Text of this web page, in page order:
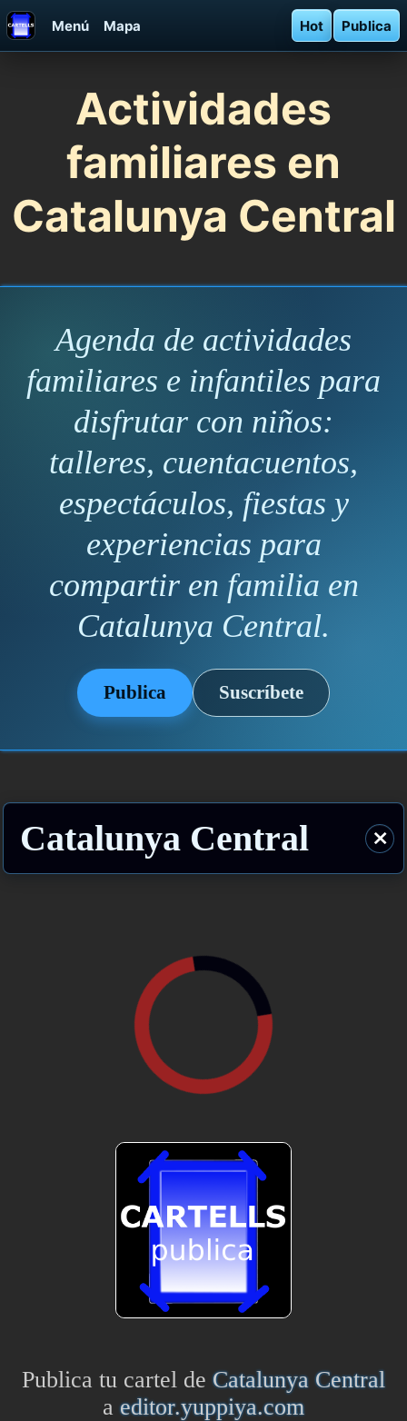
Menú Mapa Hot Publica
Actividades
familiares en
Catalunya Central
Agenda de actividades
familiares e infantiles para
disfrutar con niños:
talleres, cuentacuentos,
espectáculos, fiestas y
experiencias para
compartir en familia en
Catalunya Central.
Publica Suscríbete
Catalunya Central ⨯
Publica tu cartel deCatalunya Central
aeditor.yuppiya.com